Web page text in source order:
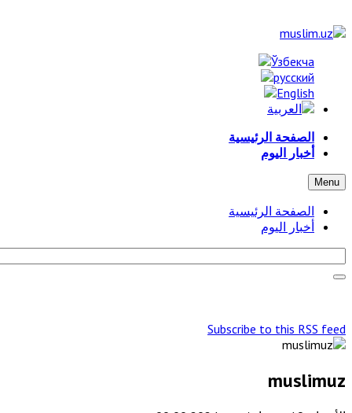
الصفحة الرئيسية
أخبار اليوم
Menu
الصفحة الرئيسية
أخبار اليوم
Subscribe to this RSS feed
muslimuz